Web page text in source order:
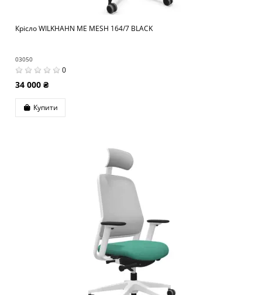
Крісло WILKHAHN ME MESH 164/7 BLACK
03050
0
34 000 ₴
Купити